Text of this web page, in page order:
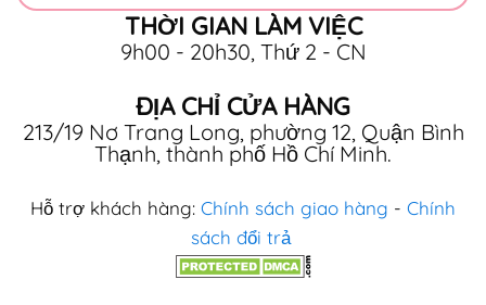
THỜI GIAN LÀM VIỆC
9h00 - 20h30, Thứ 2 - CN
ĐỊA CHỈ CỬA HÀNG
213/19 Nơ Trang Long, phường 12, Quận Bình
Thạnh, thành phố Hồ Chí Minh.
Hỗ trợ khách hàng: Chính sách giao hàng - Chính
sách đổi trả